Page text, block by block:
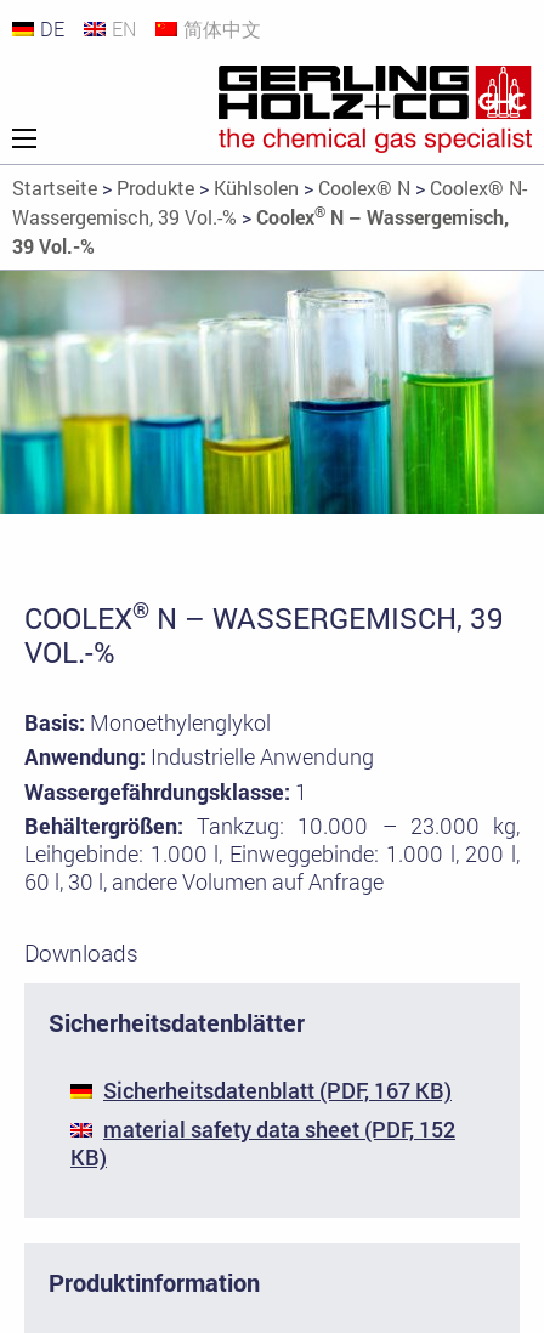
DE EN 简体中文
Startseite > Produkte > Kühlsolen > Coolex® N > Coolex® N-
Wassergemisch, 39 Vol.-% >Coolex® N – Wassergemisch,
39 Vol.-%
COOLEX® N – WASSERGEMISCH, 39
VOL.-%
Basis: Monoethylenglykol
Anwendung: Industrielle Anwendung
Wassergefährdungsklasse: 1
Behältergrößen: Tankzug: 10.000 – 23.000 kg,
Leihgebinde: 1.000 l, Einweggebinde: 1.000 l, 200 l,
60 l, 30 l, andere Volumen auf Anfrage
Downloads
Sicherheitsdatenblätter
Sicherheitsdatenblatt (PDF, 167 KB)
material safety data sheet (PDF, 152
KB)
Produktinformation